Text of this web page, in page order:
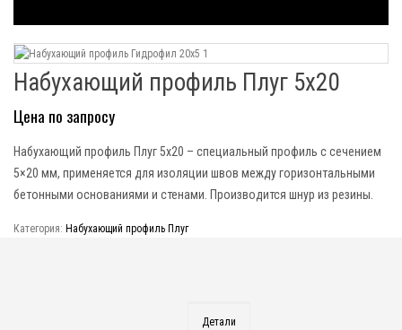
Набухающий профиль Плуг 5х20
Цена по запросу
Набухающий профиль Плуг 5х20 – специальный профиль с сечением
5×20 мм, применяется для изоляции швов между горизонтальными
бетонными основаниями и стенами. Производится шнур из резины.
Категория: Набухающий профиль Плуг
Детали